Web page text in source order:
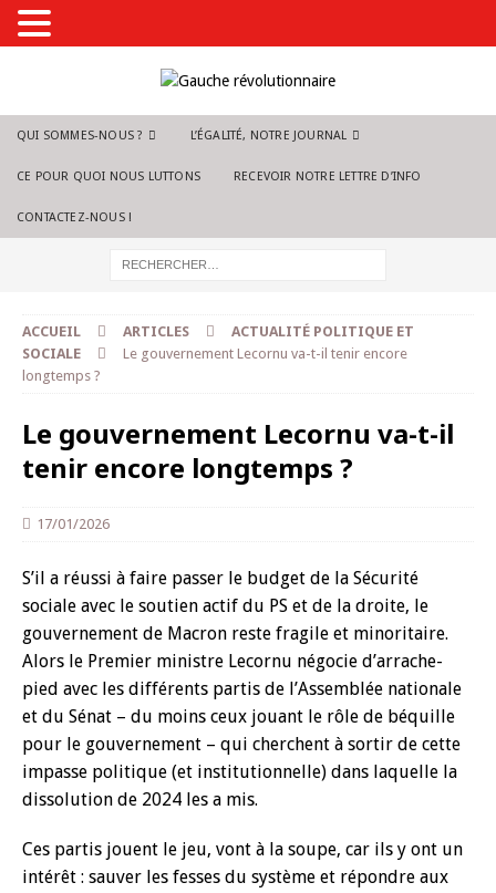
QUI SOMMES-NOUS ? L’ÉGALITÉ, NOTRE JOURNAL
CE POUR QUOI NOUS LUTTONS RECEVOIR NOTRE LETTRE D’INFO
CONTACTEZ-NOUS !
ACCUEIL ARTICLES
ACTUALITÉ POLITIQUE ET
SOCIALE
Le gouvernement Lecornu va-t-il tenir encore
longtemps ?
Le gouvernement Lecornu va-t-il
tenir encore longtemps ?
17/01/2026
S’il a réussi à faire passer le budget de la Sécurité
sociale avec le soutien actif du PS et de la droite, le
gouvernement de Macron reste fragile et minoritaire.
Alors le Premier ministre Lecornu négocie d’arrache-
pied avec les différents partis de l’Assemblée nationale
et du Sénat – du moins ceux jouant le rôle de béquille
pour le gouvernement – qui cherchent à sortir de cette
impasse politique (et institutionnelle) dans laquelle la
dissolution de 2024 les a mis.
Ces partis jouent le jeu, vont à la soupe, car ils y ont un
intérêt : sauver les fesses du système et répondre aux